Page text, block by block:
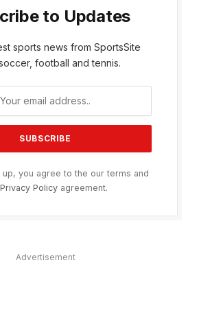
to Updates
sports news from SportsSite
football and tennis.
up, you agree to the our terms and
Privacy Policyagreement.
Advertisement